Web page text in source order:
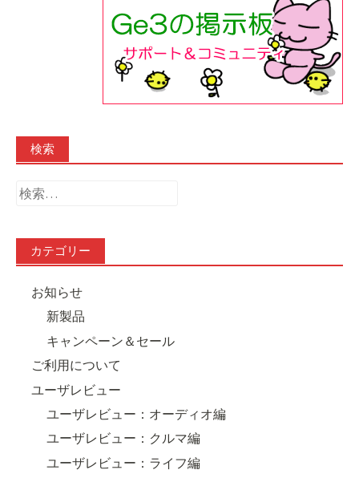
検索
検
カテゴリー
お知らせ
新製品
キャンペーン＆セール
ご利用について
ユーザレビュー
ユーザレビュー：オーディオ編
ユーザレビュー：クルマ編
ユーザレビュー：ライフ編